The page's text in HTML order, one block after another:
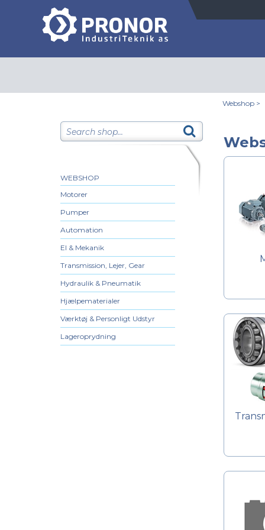
WEBSHOP
Motorer
Pumper
Automation
El & Mekanik
Transmission, Lejer, Gear
Hydraulik & Pneumatik
Hjælpematerialer
Værktøj & Personligt Udstyr
Lageroprydning
Webshop >